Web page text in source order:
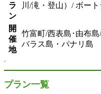
ラ
ン
川/滝・登山）/ ボー
開
催
地
竹富町/西表島･由布
バラス島・パナリ島
プラン一覧